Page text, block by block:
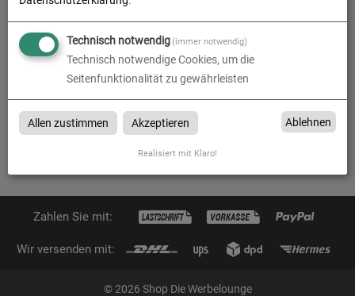
Butlerfinish
Butlerfinish bei „Die Werbelounge“ in Renchen, Oberkirch,
Ortenaukreis, Freiburg, Karlsruhe, Emmendingen, Rastatt,
Zahlen Sie mit:
Wir versenden mit:
© 2026 Shop Die Werbelounge
Technisch notwendig(immer notwendig)
Technisch notwendige Cookies, um die
Seitenfunktionalität zu gewährleisten
Allen zustimmen Akzeptieren Ablehnen
Realisiert mit Klaro!